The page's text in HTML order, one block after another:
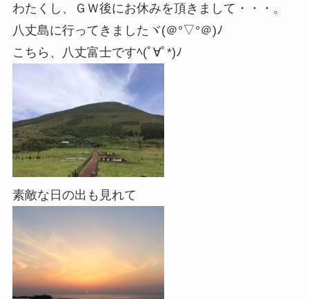
わたくし、ＧＷ後にお休みを頂きまして・・・。
八丈島に行ってきましたヾ(＠°▽°＠)ﾉ
こちら、八丈富士ですﾍ(ﾟ∀ﾟ*)ﾉ
素敵な日の出も見れて